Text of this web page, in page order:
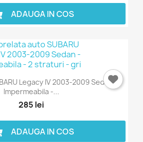
ADAUGA IN COS
Legacy IV 2003-2009 Sedan -
Impermeabila -...
285 lei
ADAUGA IN COS